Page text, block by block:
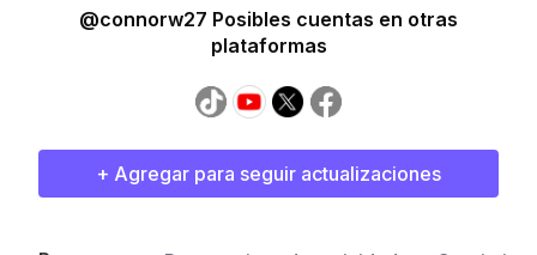
@connorw27 Posibles cuentas en otras
plataformas
+ Agregar para seguir actualizaciones